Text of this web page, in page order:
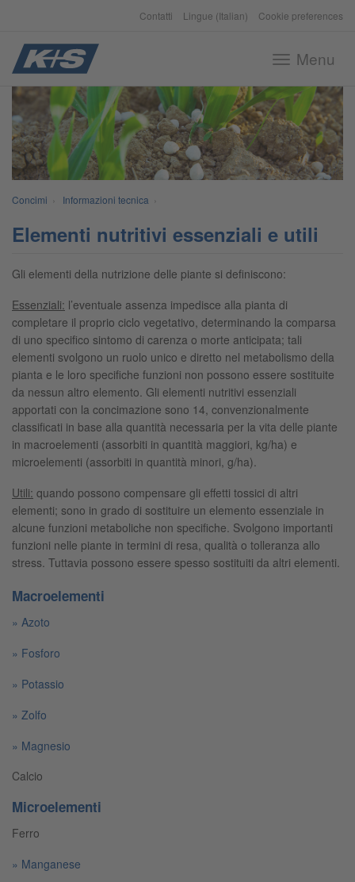
Contatti Lingue (Italian) Cookie preferences
ToggleMenu
Concimi Informazioni tecnica
Elementi nutritivi essenziali e utili
Gli elementi della nutrizione delle piante si definiscono:
Essenziali: l’eventuale assenza impedisce alla pianta di
completare il proprio ciclo vegetativo, determinando la comparsa
di uno specifico sintomo di carenza o morte anticipata; tali
elementi svolgono un ruolo unico e diretto nel metabolismo della
pianta e le loro specifiche funzioni non possono essere sostituite
da nessun altro elemento. Gli elementi nutritivi essenziali
apportati con la concimazione sono 14, convenzionalmente
classificati in base alla quantità necessaria per la vita delle piante
in macroelementi (assorbiti in quantità maggiori, kg/ha) e
microelementi (assorbiti in quantità minori, g/ha).
Utili: quando possono compensare gli effetti tossici di altri
elementi; sono in grado di sostituire un elemento essenziale in
alcune funzioni metaboliche non specifiche. Svolgono importanti
funzioni nelle piante in termini di resa, qualità o tolleranza allo
stress. Tuttavia possono essere spesso sostituiti da altri elementi.
Macroelementi
Azoto
Fosforo
Potassio
Zolfo
Magnesio
Calcio
Microelementi
Ferro
Manganese